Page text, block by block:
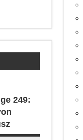
249: